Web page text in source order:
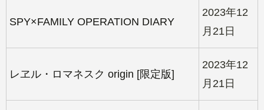
SPY×FAMILY OPERATION DIARY
2023年12
月21日
レヱル・ロマネスク origin [限定版]
2023年12
月21日